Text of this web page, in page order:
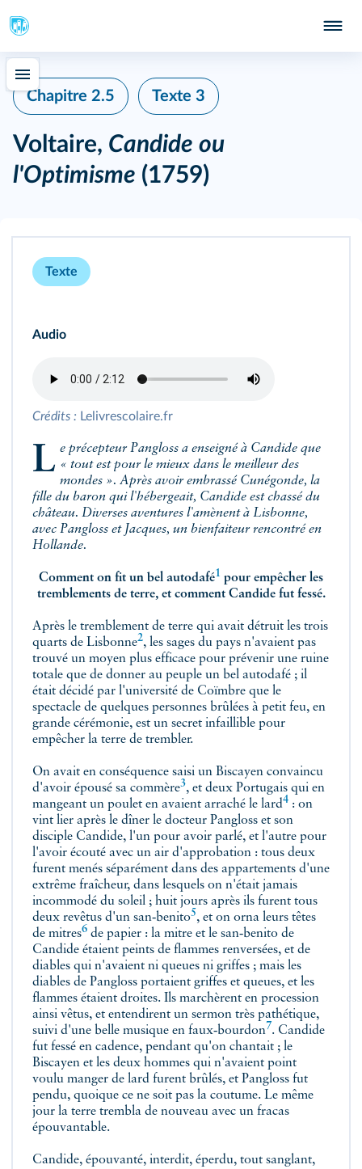
Chapitre 2.5 Texte 3
Voltaire, Candide ou
l'Optimisme (1759)
Texte
Audio
Crédits : Lelivrescolaire.fr
Le précepteur Pangloss a enseigné à Candide que « tout est pour le mieux dans le meilleur des
mondes ». Après avoir embrassé Cunégonde, la
fille du baron qui l'hébergeait, Candide est chassé du
château. Diverses aventures l'amènent à Lisbonne,
avec Pangloss et Jacques, un bienfaiteur rencontré en
Hollande.
Comment on fit un bel autodafé1 pour empêcher les
tremblements de terre, et comment Candide fut fessé.
Après le tremblement de terre qui avait détruit les trois
quarts de Lisbonne2, les sages du pays n'avaient pas
trouvé un moyen plus efficace pour prévenir une ruine
totale que de donner au peuple un bel autodafé ; il
était décidé par l'université de Coïmbre que le
spectacle de quelques personnes brûlées à petit feu, en
grande cérémonie, est un secret infaillible pour
empêcher la terre de trembler.
On avait en conséquence saisi un Biscayen convaincu
d'avoir épousé sa commère3, et deux Portugais qui en
mangeant un poulet en avaient arraché le lard4 : on
vint lier après le dîner le docteur Pangloss et son
disciple Candide, l'un pour avoir parlé, et l'autre pour
l'avoir écouté avec un air d'approbation : tous deux
furent menés séparément dans des appartements d'une
extrême fraîcheur, dans lesquels on n'était jamais
incommodé du soleil ; huit jours après ils furent tous
deux revêtus d'un san‑benito5, et on orna leurs têtes
de mitres6 de papier : la mitre et le san‑benito de
Candide étaient peints de flammes renversées, et de
diables qui n'avaient ni queues ni griffes ; mais les
diables de Pangloss portaient griffes et queues, et les
flammes étaient droites. Ils marchèrent en procession
ainsi vêtus, et entendirent un sermon très pathétique,
suivi d'une belle musique en faux‑bourdon7. Candide
fut fessé en cadence, pendant qu'on chantait ; le
Biscayen et les deux hommes qui n'avaient point
voulu manger de lard furent brûlés, et Pangloss fut
pendu, quoique ce ne soit pas la coutume. Le même
jour la terre trembla de nouveau avec un fracas
épouvantable.
Candide, épouvanté, interdit, éperdu, tout sanglant,